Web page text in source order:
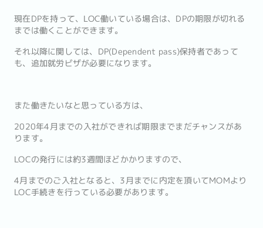
現在DPを持って、LOC働いている場合は、DPの期限が切れる
までは働くことができます。
それ以降に関しては、DP(Dependent pass)保持者であって
も、追加就労ビザが必要になります。
また働きたいなと思っている方は、
2020年4月までの入社ができれば期限までまだチャンスがあ
ります。
LOCの発行には約3週間ほどかかりますので、
4月までのご入社となると、3月までに内定を頂いてMOMより
LOC手続きを行っている必要があります。